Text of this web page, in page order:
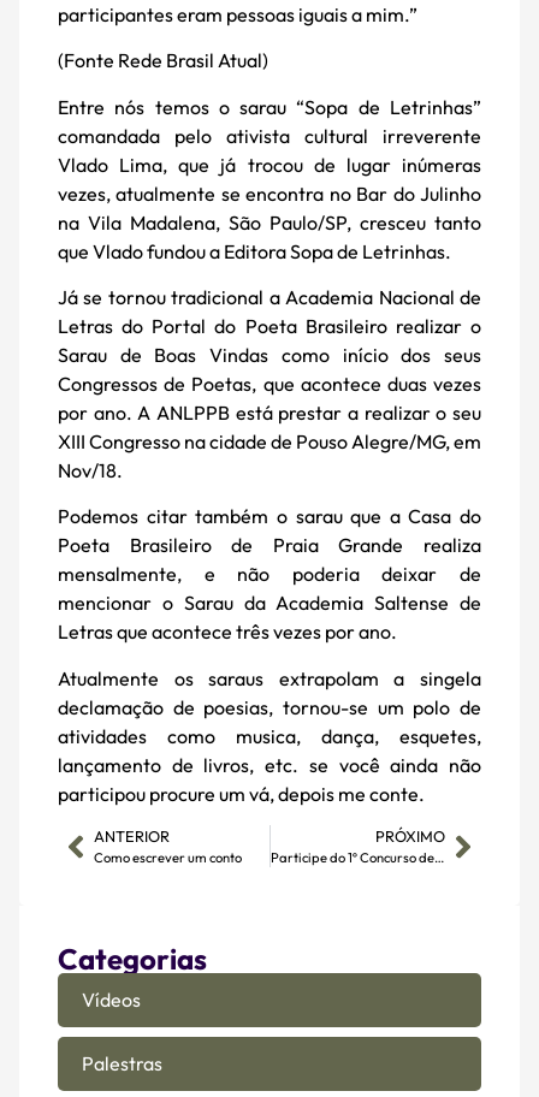
participantes eram pessoas iguais a mim.”
(Fonte Rede Brasil Atual)
Entre nós temos o sarau “Sopa de Letrinhas”
comandada pelo ativista cultural irreverente
Vlado Lima, que já trocou de lugar inúmeras
vezes, atualmente se encontra no Bar do Julinho
na Vila Madalena, São Paulo/SP, cresceu tanto
que Vlado fundou a Editora Sopa de Letrinhas.
Já se tornou tradicional a Academia Nacional de
Letras do Portal do Poeta Brasileiro realizar o
Sarau de Boas Vindas como início dos seus
Congressos de Poetas, que acontece duas vezes
por ano. A ANLPPB está prestar a realizar o seu
XIII Congresso na cidade de Pouso Alegre/MG, em
Nov/18.
Podemos citar também o sarau que a Casa do
Poeta Brasileiro de Praia Grande realiza
mensalmente, e não poderia deixar de
mencionar o Sarau da Academia Saltense de
Letras que acontece três vezes por ano.
Atualmente os saraus extrapolam a singela
declamação de poesias, tornou-se um polo de
atividades como musica, dança, esquetes,
lançamento de livros, etc. se você ainda não
participou procure um vá, depois me conte.
ANTERIOR
Como escrever um conto
PRÓXIMO
Participe do 1º Concurso de Contos da ASLe
Categorias
Vídeos
Palestras